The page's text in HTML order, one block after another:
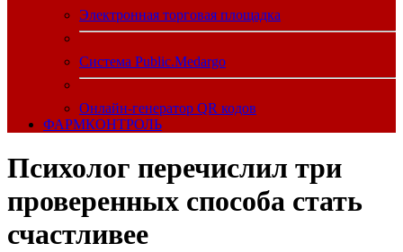
Электронная торговая площадка
Система Public.Medargo
Онлайн-генератор QR кодов
ФАРМКОНТРОЛЬ
Психолог перечислил три
проверенных способа стать
счастливее